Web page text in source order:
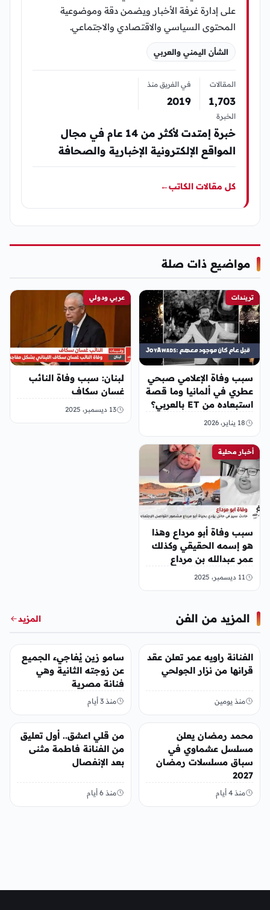
على إدارة غرفة الأخبار ويضمن دقة وموضوعية
المحتوى السياسي والاقتصادي والاجتماعي.
الشأن اليمني والعربي
المقالات
1٬703
في الفريق منذ
2019
الخبرة
خبرة إمتدت لأكثر من 14 عام في مجال
المواقع الإلكترونية الإخبارية والصحافة
كل مقالات الكاتب←
مواضيع ذات صلة
تريندات
ٍسبب وفاة الإعلامي صبحي
عطري في ألمانيا وما قصة
استبعاده من ET بالعربي؟
18 يناير، 2026
عربي ودولي
لبنان: سبب وفاة النائب
غسان سكاف
13 ديسمبر، 2025
أخبار محلية
سبب وفاة أبو مرداع وهذا
هو إسمه الحقيقي وكذلك
عمر عبدالله بن مرداع
11 ديسمبر، 2025
المزيد من الفن المزيد
الفن
الفنانة راويه عمر تعلن عقد
قرانها من نزار الجولحي
منذ يومين
الفن
سامو زين يُفاجيء الجميع
عن زوجته الثانية وهي
فنانة مصرية
منذ 3 أيام
محمد رمضان يعلن
مسلسل عشماوي في
سباق مسلسلات رمضان
2027
منذ 4 أيام
من قلي اعشق.. أول تعليق
من الفنانة فاطمة مثنى
بعد الإنفصال
منذ 6 أيام